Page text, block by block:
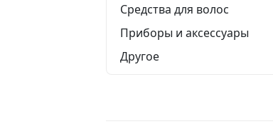
Средства для волос
Приборы и аксессуары
Другое